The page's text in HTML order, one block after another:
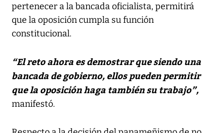
pertenecer a la bancada oficialista, permitirá
que la oposición cumpla su función
constitucional.
“El reto ahora es demostrar que siendo una
bancada de gobierno, ellos pueden permitir
que la oposición haga también su trabajo”,
manifestó.